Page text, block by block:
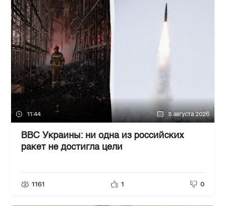
11:44 5 августа 2026
ВВС Украины: ни одна из российских
ракет не достигла цели
1161 1 0